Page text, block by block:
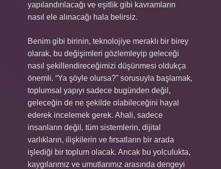
yapılandırılacağı ve eşitlik gibi kavramların
nasıl ele alınacağı hala belirsiz.
Benim gibi birinin, teknolojiye meraklı bir birey
olarak, bu değişimleri gözlemleyip geleceği
nasıl şekillendireceğimizi düşünmesi oldukça
önemli. “Ya şöyle olursa?” sorusuyla başlamak,
toplumsal yapıyı sadece bugünden değil,
geleceğin de ne şekilde olabileceğini hayal
ederek incelemek gerek. Ahali, sadece
insanların değil, tüm sistemlerin, dijital
varlıkların, ilişkilerin ve fırsatların bir arada
işlediği bir toplum olacak. Ancak bu yolculukta,
kaygılarımız ve umutlarımız arasında dengeyi